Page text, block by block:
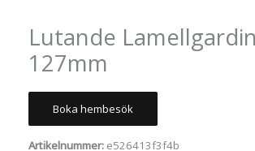
Lutande Lamellgardin
127mm
Boka hembesök
Artikelnummer: e526413f3f4b